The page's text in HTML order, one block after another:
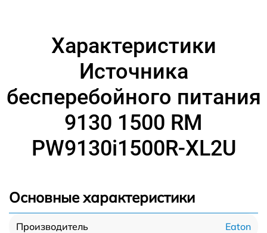
Характеристики
Источника
бесперебойного питания
9130 1500 RM
PW9130i1500R-XL2U
Основные характеристики
Производитель Eaton